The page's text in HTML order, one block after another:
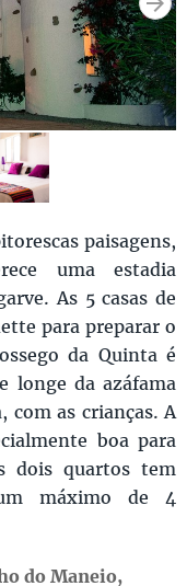
paisagens,
uma estadia
As 5 casas de
para preparar o
da Quinta é
longe da azáfama
com as crianças. A
boa para
dois quartos tem
máximo de 4
do Maneio,